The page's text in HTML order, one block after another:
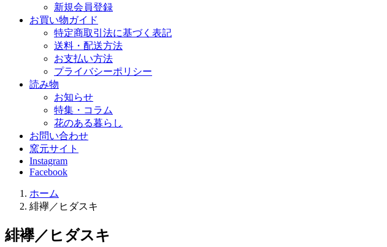
新規会員登録
お買い物ガイド
特定商取引法に基づく表記
送料・配送方法
お支払い方法
プライバシーポリシー
読み物
お知らせ
特集・コラム
花のある暮らし
お問い合わせ
窯元サイト
Instagram
Facebook
ホーム
緋襷／ヒダスキ
緋襷／ヒダスキ